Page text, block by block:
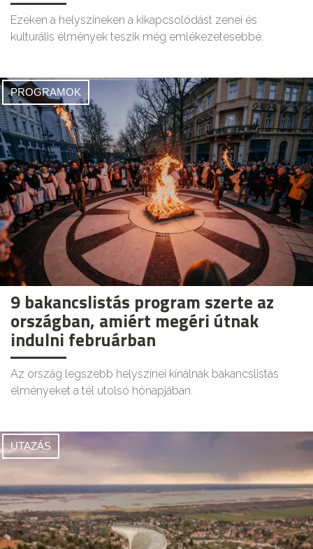
Ezeken a helyszíneken a kikapcsolódást zenei és
kulturális élmények teszik még emlékezetesebbé.
PROGRAMOK
9 bakancslistás program szerte az
országban, amiért megéri útnak
indulni februárban
Az ország legszebb helyszínei kínálnak bakancslistás
élményeket a tél utolsó hónapjában.
UTAZÁS